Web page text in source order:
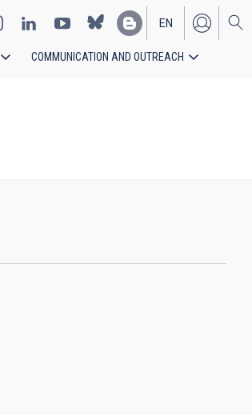
EN
ES
COMMUNICATION AND OUTREACH